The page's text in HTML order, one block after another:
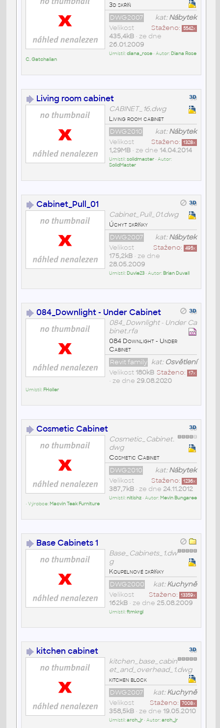
3d skříň
kat:Nábytek
DWG2007
Staženo: 5542x
Velikost
435,4kB• ze dne
26.01.2009
Umístil:diana_rose• Autor: Diana Rose
C. Gatchalian
Living room cabinet
CABINET_16.dwg
Living room cabinet
kat:Nábytek
DWG2010
Staženo: 1328x
Velikost
1,29MB• ze dne 14.04.2014
Umístil:solidmaster• Autor:
SolidMaster
Cabinet_Pull_01
Cabinet_Pull_01.dwg
Úchyt skříňky
kat:Nábytek
DWG2007
Staženo: 495x
Velikost
175,2kB• ze dne
28.05.2009
Umístil: Duvie23• Autor: Brian Duvall
084_Downlight - Under Cabinet
084_Downlight - Under Ca
binet.rfa
084 Downlight - Under
Cabinet
kat: Osvětlení
Revit family
Staženo: 17x
Velikost 180kB
• ze dne 29.08.2020
Umístil: FHoller
Cosmetic Cabinet
Cosmetic_Cabinet.
dwg
Cosmetic Cabinet
kat:Nábytek
DWG2010
Staženo: 1236x
Velikost
387,7kB• ze dne 24.11.2012
Umístil:nitishz• Autor: Mevin Bungaree
• Výrobce: Macvin Teak Furniture
Base Cabinets 1
Base_Cabinets_1.dw
g
Koupelnové skříňky
kat:Kuchyně
DWG2000
Staženo: 13359x
Velikost
162kB• ze dne 25.08.2009
Umístil:ftmkrgl
kitchen cabinet
kitchen_base_cabin
et_and_overhead_1.dwg
kitchen block
kat:Kuchyně
DWG2007
Staženo: 7008x
Velikost
358,5kB• ze dne 19.05.2010
Umístil:arch_jr• Autor:arch_jr